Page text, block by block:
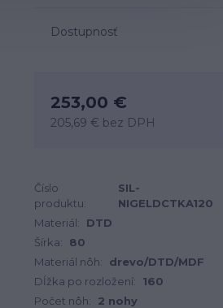
Dostupnosť
253,00 €
205,69 € bez DPH
Číslo
produktu:
SIL-
NIGELDCTKA120
Materiál: DTD
Šírka:
80
Materiál nôh:
drevo/DTD/MDF
Dĺžka po rozložení:
160
Počet nôh:
2 nohy